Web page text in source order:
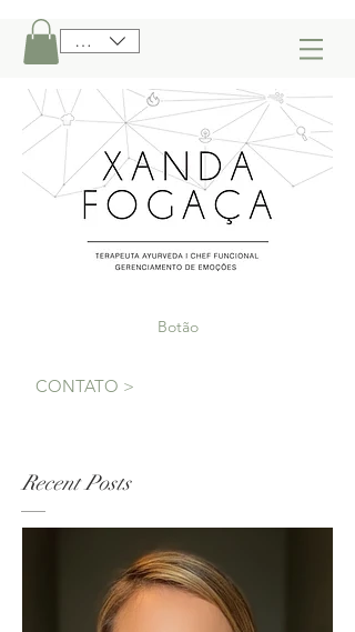
BRL (R$)
Botão
CONTATO >
Recent Posts